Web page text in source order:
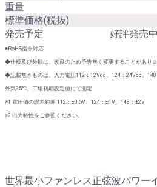
重量
標準価格(税抜)
発売予定
好評発売中
●RoHS指令対応
◆仕様及び外観は、改良のため予告無く変更することがありま
◆記載無きものは、入力電圧112：12Vdc、124：24Vdc、148
外気25℃、工場初期設定値にて測定
※1 電圧値の誤差範囲 112：±0.5V、124：±1V、148：±2V
※2 出力特性をご参照ください。
世界最小ファンレス正弦波パワー